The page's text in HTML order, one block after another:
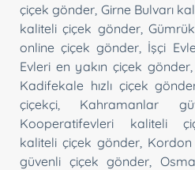
çiçek gönder Girne Bulvarı
kaliteli çiçek gönder,
online çiçek gönder İşçi
Evleri en yakın çiçek gönder,
Kadifekale hızlı çiçek
çiçekçi
Kahramanlar
Kooperatifevleri kaliteli
kaliteli çiçek gönder
güvenli çiçek gönder